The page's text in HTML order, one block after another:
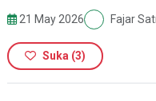
21 May 2026 Fajar
Suka (3)